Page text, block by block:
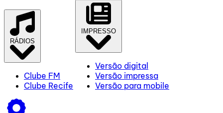
RÁDIOS
Clube FM
Clube Recife
IMPRESSO
Versão digital
Versão impressa
Versão para mobile